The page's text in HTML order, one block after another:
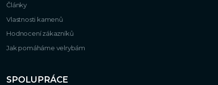
Články
Vlastnosti kamenů
Hodnocení zákazníků
Jak pomáháme velrybám
SPOLUPRÁCE